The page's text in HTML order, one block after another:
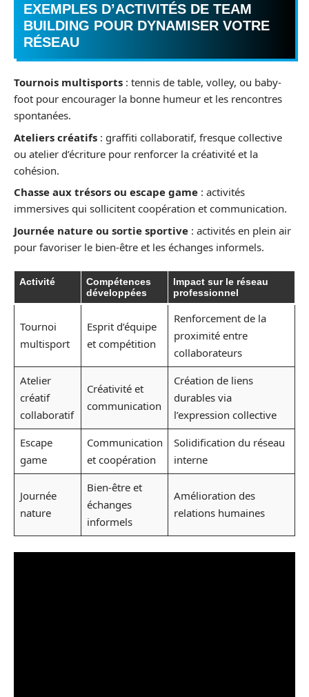
EXEMPLES D’ACTIVITÉS DE TEAM
BUILDING POUR DYNAMISER VOTRE
RÉSEAU
Tournois multisports : tennis de table, volley, ou baby-
foot pour encourager la bonne humeur et les rencontres
spontanées.
Ateliers créatifs : graffiti collaboratif, fresque collective
ou atelier d’écriture pour renforcer la créativité et la
cohésion.
Chasse aux trésors ou escape game : activités
immersives qui sollicitent coopération et communication.
Journée nature ou sortie sportive : activités en plein air
pour favoriser le bien-être et les échanges informels.
Activité
Compétences
développées
Impact sur le réseau
professionnel
Tournoi
multisport
Esprit d’équipe
et compétition
Renforcement de la
proximité entre
collaborateurs
Atelier
créatif
collaboratif
Créativité et
communication
Création de liens
durables via
l’expression collective
Escape
game
Communication
et coopération
Solidification du réseau
interne
Journée
nature
Bien-être et
échanges
informels
Amélioration des
relations humaines